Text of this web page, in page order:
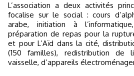
L’association a deux activités principales. La première se
focalise sur le social : cours
arabe, initiation à
préparation de repas pour la
et pour L’Aïd dans la cité,
(150 familles), redistribution de
vaisselle, d’appareils